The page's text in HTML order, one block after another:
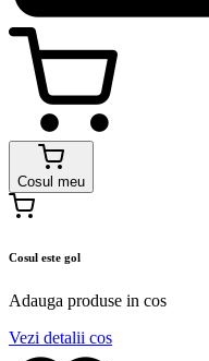
Cosul meu
Cosul este gol
Adauga produse in cos
Vezi detalii cos